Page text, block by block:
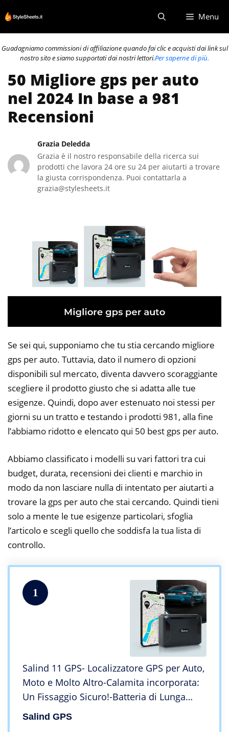
al
contenuto
Menu
Guadagniamo commissioni di affiliazione quando fai clic e acquisti dai link sul
nostro sito e siamo supportati dai nostri lettori.Per saperne di più.
50 Migliore gps per auto
nel 2024 In base a 981
Recensioni
Grazia Deledda
Grazia è il nostro responsabile della ricerca sui
prodotti che lavora 24 ore su 24 per aiutarti a trovare
la giusta corrispondenza. Puoi contattarla a
grazia@stylesheets.it
Se sei qui, supponiamo che tu stia cercando migliore
gps per auto. Tuttavia, dato il numero di opzioni
disponibili sul mercato, diventa davvero scoraggiante
scegliere il prodotto giusto che si adatta alle tue
esigenze. Quindi, dopo aver estenuato noi stessi per
giorni su un tratto e testando i prodotti 981, alla fine
l’abbiamo ridotto e elencato qui 50 best gps per auto.
Abbiamo classificato i modelli su vari fattori tra cui
budget, durata, recensioni dei clienti e marchio in
modo da non lasciare nulla di intentato per aiutarti a
trovare la gps per auto che stai cercando. Quindi tieni
solo a mente le tue esigenze particolari, sfoglia
l’articolo e scegli quello che soddisfa la tua lista di
controllo.
1
Salind 11 GPS- Localizzatore GPS per Auto,
Moto e Molto Altro-Calamita incorporata:
Un Fissaggio Sicuro!-Batteria di Lunga
Durata-GPS Tracker con tracciamento in
Salind GPS